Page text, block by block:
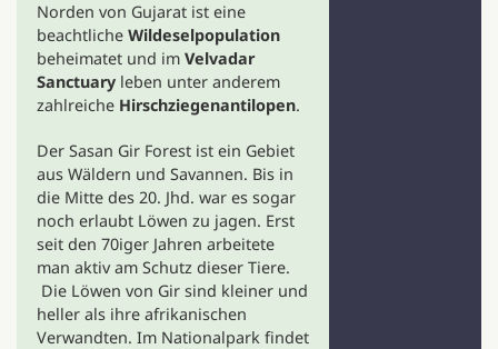
Norden von Gujarat ist eine
beachtliche Wildeselpopulation
beheimatet und im Velvadar
Sanctuaryleben unter anderem
zahlreiche Hirschziegenantilopen.
Der Sasan Gir Forest ist ein Gebiet
aus Wäldern und Savannen. Bis in
die Mitte des 20. Jhd. war es sogar
noch erlaubt Löwen zu jagen. Erst
seit den 70iger Jahren arbeitete
man aktiv am Schutz dieser Tiere.
Die Löwen von Gir sind kleiner und
heller als ihre afrikanischen
Verwandten. Im Nationalpark findet